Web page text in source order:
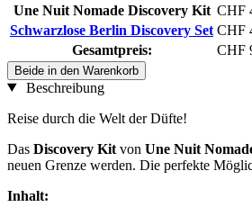
Une Nuit Nomade Discovery Kit CHF
Schwarzlose Berlin Discovery Set CHF
Gesamtpreis:
CHF
Beide in den Warenkorb
Beschreibung
Reise durch die Welt der Düfte!
Das Discovery Kit von Une Nuit
neuen Grenze werden. Die perfekte
Inhalt: